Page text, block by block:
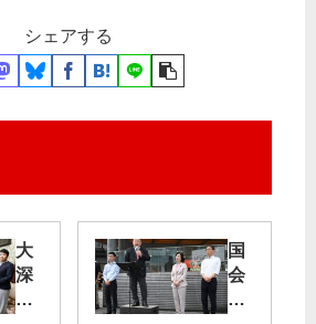
シェアする
大
深
度
国
会
「